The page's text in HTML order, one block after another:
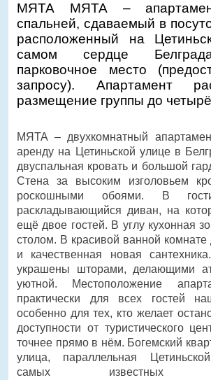
МЯТА МЯТА –
спальней, сдаваемый в
расположенный на
самом сердце
парковочное место
запросу). Апартамент
размещение группы до
МЯТА – двухкомнатный
аренду на Цетиньской улице в
двуспальная кровать и большой
Стена за высоким изголовьем
роскошными обоями. В
раскладывающийся диван, на
ещё двое гостей. В углу кухонная
столом. В красивой ванной
и качественная новая
украшены шторами, делающими
уютной. Местоположение
практически для всех гостей
особенно для тех, кто желает
доступности от туристического
точнее прямо в нём. Богемский
улица, параллельная
самых известных